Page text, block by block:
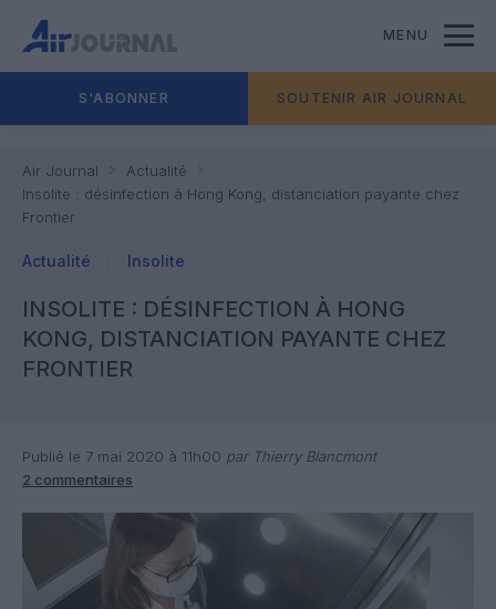
MENU
S'ABONNER SOUTENIR AIR JOURNAL
Air Journal
Actualité
Insolite : désinfection à Hong Kong, distanciation payante chez
Frontier
Actualité Insolite
INSOLITE : DÉSINFECTION À HONG
KONG, DISTANCIATION PAYANTE CHEZ
FRONTIER
Publié le 7 mai 2020 à 11h00 par Thierry Blancmont
2 commentaires